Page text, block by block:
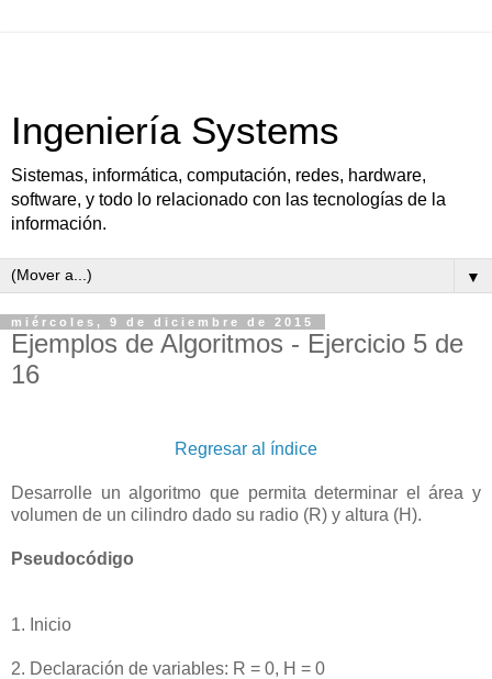
Ingeniería Systems
Sistemas, informática, computación, redes, hardware,
software, y todo lo relacionado con las tecnologías de la
información.
▼
miércoles, 9 de diciembre de 2015
Ejemplos de Algoritmos - Ejercicio 5 de
16
Regresar al índice
Desarrolle un algoritmo que permita determinar el área y
volumen de un cilindro dado su radio (R) y altura (H).
Pseudocódigo
1. Inicio
2. Declaración de variables: R = 0, H = 0